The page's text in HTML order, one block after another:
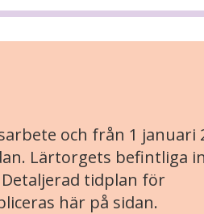
och från 1 januari
Lärtorgets befintliga
tidplan för
här på sidan.